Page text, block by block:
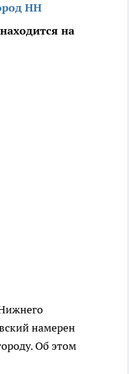
НН
на
намерен
Об этом